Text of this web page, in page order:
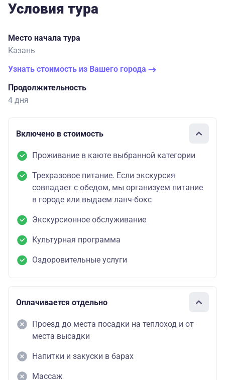
Условия тура
Место начала тура
Казань
Узнать стоимость из Вашего города
Продолжительность
4 дня
Включено в стоимость
Проживание в каюте выбранной категории
Трехразовое питание. Если экскурсия
совпадает с обедом, мы организуем питание
в городе или выдаем ланч-бокс
Экскурсионное обслуживание
Культурная программа
Оздоровительные услуги
Оплачивается отдельно
Проезд до места посадки на теплоход и от
места высадки
Напитки и закуски в барах
Массаж